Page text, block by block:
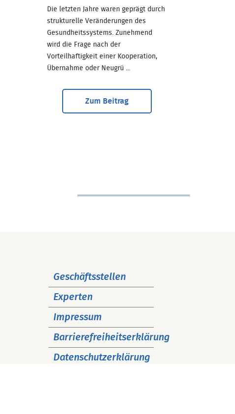
Die letzten Jahre waren geprägt durch
strukturelle Veränderungen des
Gesundheitssystems. Zunehmend
wird die Frage nach der
Vorteilhaftigkeit einer Kooperation,
Übernahme oder Neugrü ...
Zum Beitrag
überspringen
Geschäftsstellen
Experten
Impressum
Barrierefreiheitserklärung
Datenschutzerklärung